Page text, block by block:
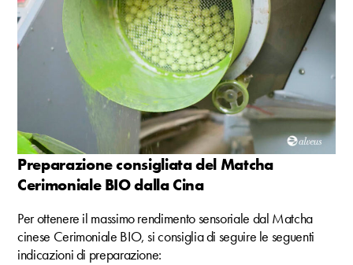
Preparazione consigliata del Matcha
Cerimoniale BIO dalla Cina
Per ottenere il massimo rendimento sensoriale dal Matcha
cinese Cerimoniale BIO, si consiglia di seguire le seguenti
indicazioni di preparazione: